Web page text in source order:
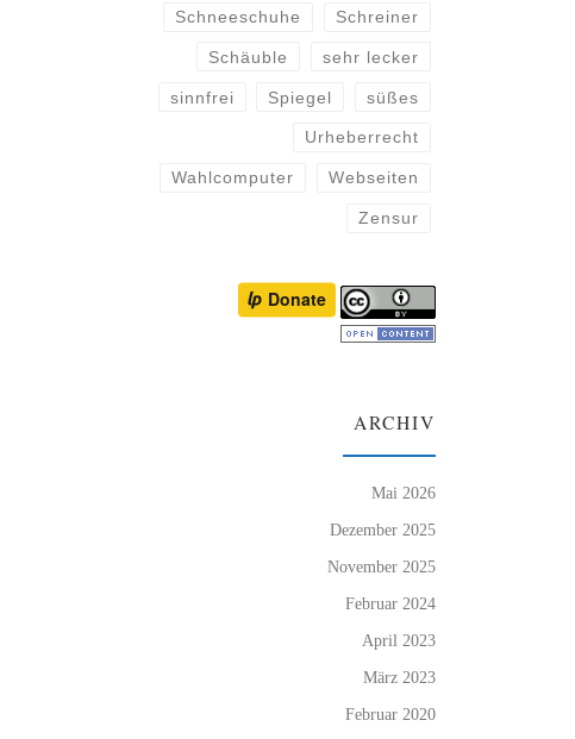
Schneeschuhe Schreiner
Schäuble sehr lecker
sinnfrei Spiegel süßes
Urheberrecht
Wahlcomputer Webseiten
Zensur
ARCHIV
Mai 2026
Dezember 2025
November 2025
Februar 2024
April 2023
März 2023
Februar 2020